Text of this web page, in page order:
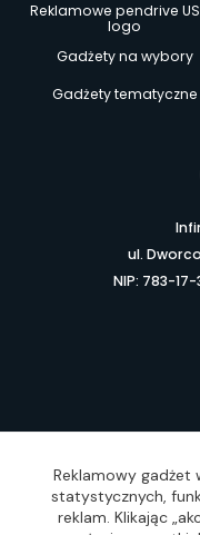
Reklamowe pendrive
logo
Gadżety na wybory
Gadżety tematyczne
ul.
NIP: 783-
Reklamowy gadżet
statystycznych,
reklam. Klikając